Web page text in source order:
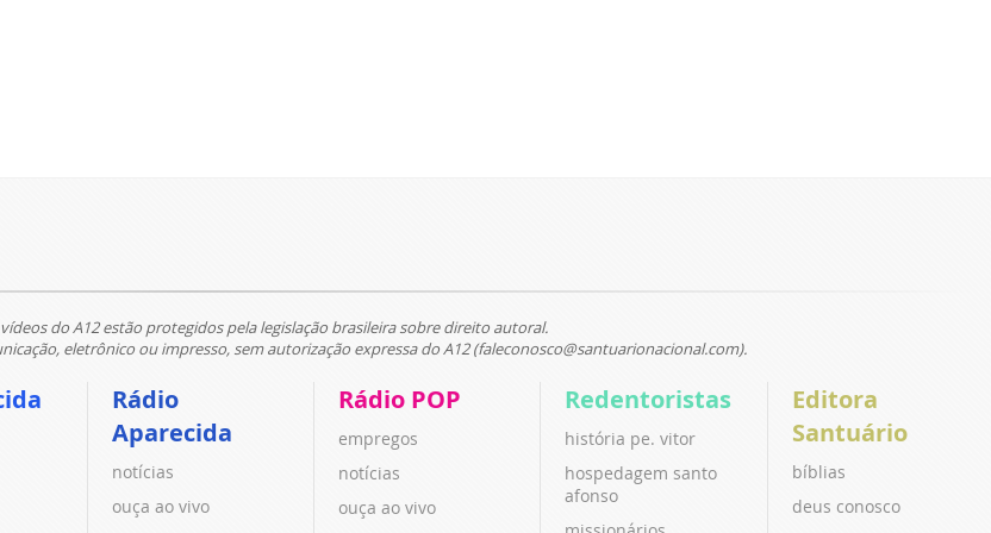
do A12 estão protegidos pela legislação brasileira sobre direito autoral.
eletrônico ou impresso, sem autorização expressa do A12 (faleconosco@santuarionacional.com).
Rádio
Aparecida
notícias
ouça ao vivo
Rádio POP
empregos
notícias
ouça ao vivo
Redentoristas
história pe. vitor
hospedagem santo
afonso
Editora
Santuário
bíblias
deus conosco